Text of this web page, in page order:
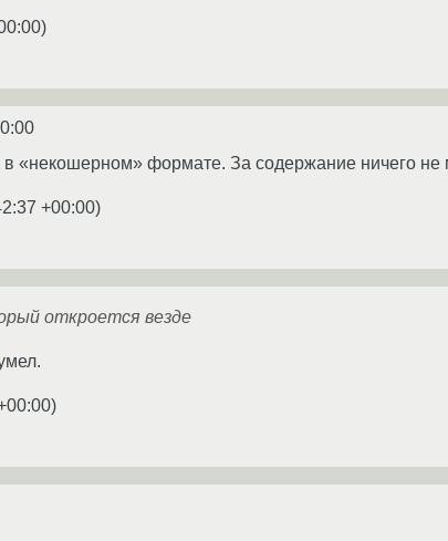
)
«некошерном» формате. За содержание ничего не
+00:00)
откроется везде
)